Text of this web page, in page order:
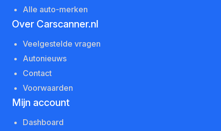
Alle auto-merken
Over Carscanner.nl
Veelgestelde vragen
Autonieuws
Contact
Voorwaarden
Mijn account
Dashboard